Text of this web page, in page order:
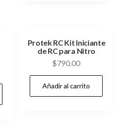
Protek RC Kit Iniciante
de RC para Nitro
$790.00
Añadir al carrito